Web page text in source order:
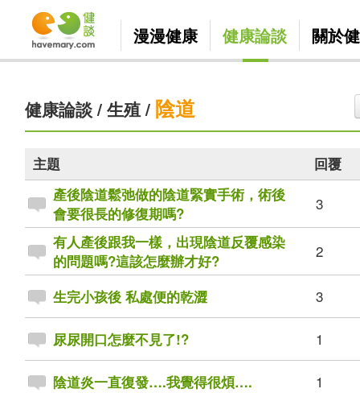
漫漫健康 健康論談 關於
健康論談/ 生殖/ 陰道
主題
回覆
產後陰道鬆弛做的陰道緊實手術，術後
會要很長的修復期嗎?
3
有人產後跟我一樣，出現陰道反覆感染
的問題嗎?這該怎麼辦才好?
2
生完小孩後 私處便的乾澀 3
尿尿開口怎麼不見了!? 1
陰道炎一直復發….我覺得很煩…. 1